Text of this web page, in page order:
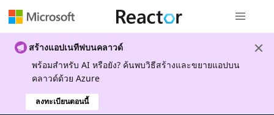
สร้างแอปเนทีฟบนคลาวด์
พร้อมสําหรับ AI หรือยัง? ค้นพบวิธีสร้างและขยายแอปบน
คลาวด์ด้วย Azure
ลงทะเบียนตอนนี้